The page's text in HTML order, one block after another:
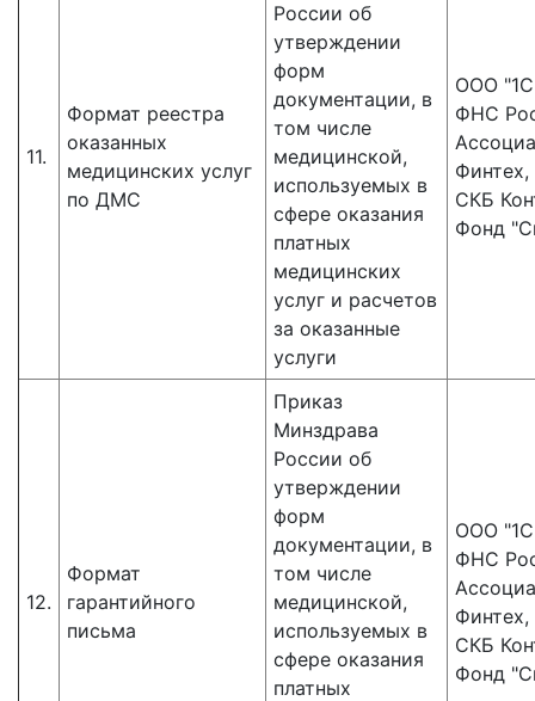
11.
Формат реестра
оказанных
медицинских услуг
по ДМС
России об
утверждении
форм
документации, в
том числе
медицинской,
используемых в
сфере оказания
платных
медицинских
услуг и расчетов
за оказанные
услуги
ООО
ФНС
Финтех,
СКБ
Фонд
12.
Формат
гарантийного
письма
Приказ
Минздрава
России об
утверждении
форм
документации, в
том числе
медицинской,
используемых в
сфере оказания
платных
ООО
ФНС
Финтех,
СКБ
Фонд